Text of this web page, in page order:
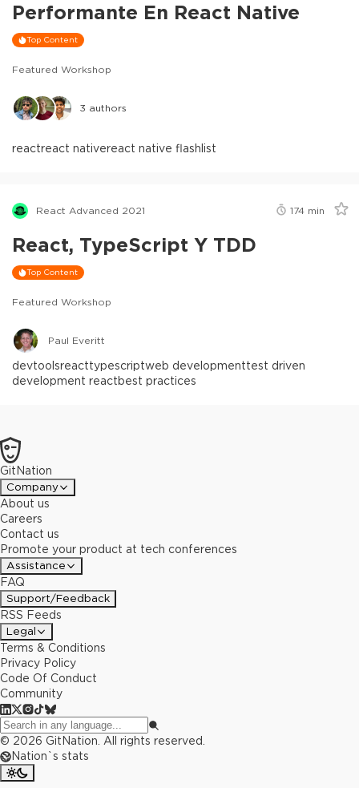
Performante En React Native
Top Content
Featured Workshop
3 authors
reactreact nativereact native flashlist
React Advanced 2021 174 min
React, TypeScript Y TDD
Top Content
Featured Workshop
Paul Everitt
devtoolsreacttypescriptweb developmenttest driven
development reactbest practices
GitNation
Company
About us
Careers
Contact us
Promote your product at tech conferences
Assistance
FAQ
Support/Feedback
RSS Feeds
Legal
Terms & Conditions
Privacy Policy
Code Of Conduct
Community
© 2026 GitNation. All rights reserved.
Nation`s stats